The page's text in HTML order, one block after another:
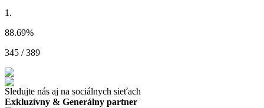
1.
88.69%
345 / 389
Sledujte nás aj na sociálnych sieťach
Exkluzívny & Generálny partner